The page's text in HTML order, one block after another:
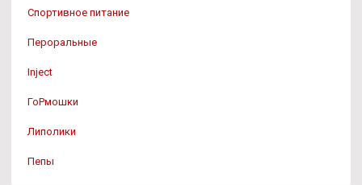
Спортивное питание
Пероральные
Inject
ГоРмошки
Липолики
Пепы